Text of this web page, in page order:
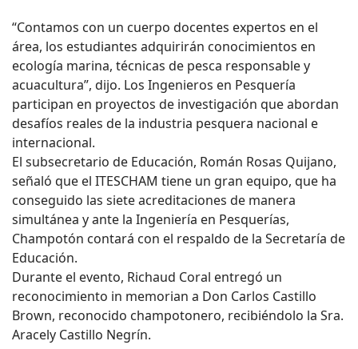
“Contamos con un cuerpo docentes expertos en el
área, los estudiantes adquirirán conocimientos en
ecología marina, técnicas de pesca responsable y
acuacultura”, dijo. Los Ingenieros en Pesquería
participan en proyectos de investigación que abordan
desafíos reales de la industria pesquera nacional e
internacional.
El subsecretario de Educación, Román Rosas Quijano,
señaló que el ITESCHAM tiene un gran equipo, que ha
conseguido las siete acreditaciones de manera
simultánea y ante la Ingeniería en Pesquerías,
Champotón contará con el respaldo de la Secretaría de
Educación.
Durante el evento, Richaud Coral entregó un
reconocimiento in memorian a Don Carlos Castillo
Brown, reconocido champotonero, recibiéndolo la Sra.
Aracely Castillo Negrín.